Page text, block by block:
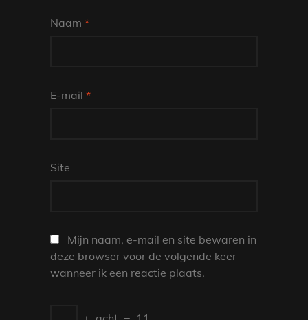
Naam *
E-mail *
Site
Mijn naam, e-mail en site bewaren in
deze browser voor de volgende keer
wanneer ik een reactie plaats.